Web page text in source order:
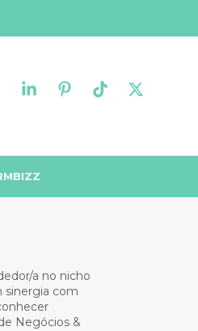
a no nicho
com
Negócios &